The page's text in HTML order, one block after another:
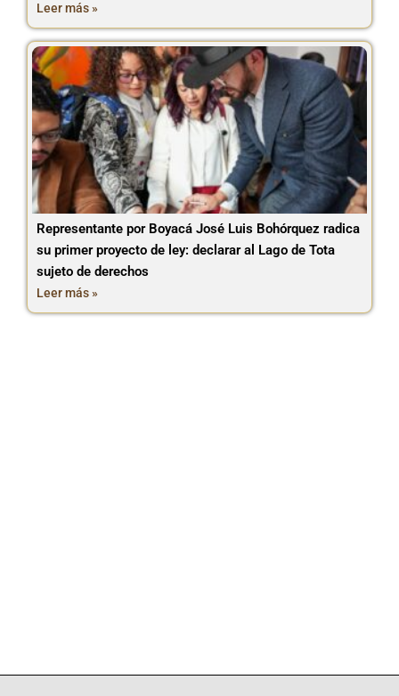
Leer más »
Representante por Boyacá José Luis Bohórquez radica
su primer proyecto de ley: declarar al Lago de Tota
sujeto de derechos
Leer más »